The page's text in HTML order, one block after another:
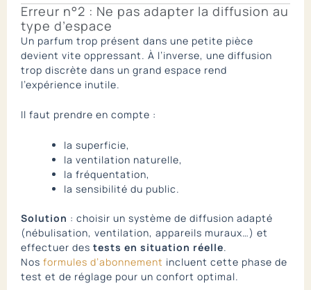
Erreur n°2 : Ne pas adapter la diffusion au
type d’espace
Un parfum trop présent dans une petite pièce
devient vite oppressant. À l’inverse, une diffusion
trop discrète dans un grand espace rend
l’expérience inutile.
Il faut prendre en compte :
la superficie,
la ventilation naturelle,
la fréquentation,
la sensibilité du public.
Solution : choisir un système de diffusion adapté
(nébulisation, ventilation, appareils muraux…) et
effectuer des tests en situation réelle.
Nos formules d’abonnement incluent cette phase de
test et de réglage pour un confort optimal.